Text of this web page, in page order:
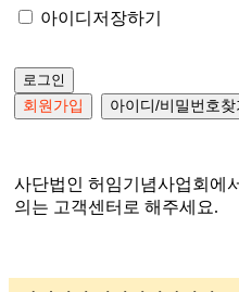
아이디저장하기
로그인
회원가입 아이디/비밀번호찾
사단법인 허임기념사업회에
의는 고객센터로 해주세요.